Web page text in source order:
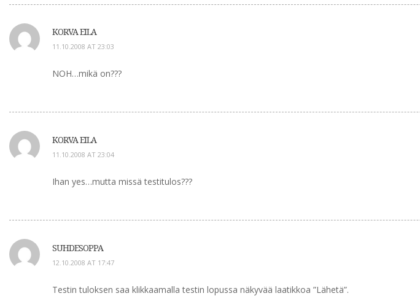
KORVA EILA
11.10.2008 AT 23:03
NOH…mikä on???
KORVA EILA
11.10.2008 AT 23:04
Ihan yes…mutta missä testitulos???
SUHDESOPPA
12.10.2008 AT 17:47
Testin tuloksen saa klikkaamalla testin lopussa näkyvää laatikkoa ”Lähetä”.